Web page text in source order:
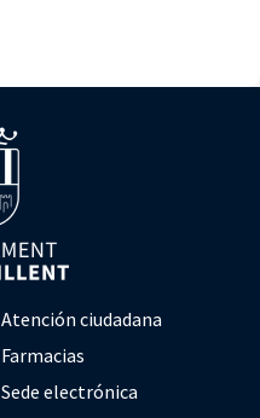
Atención ciudadana
Farmacias
Sede electrónica